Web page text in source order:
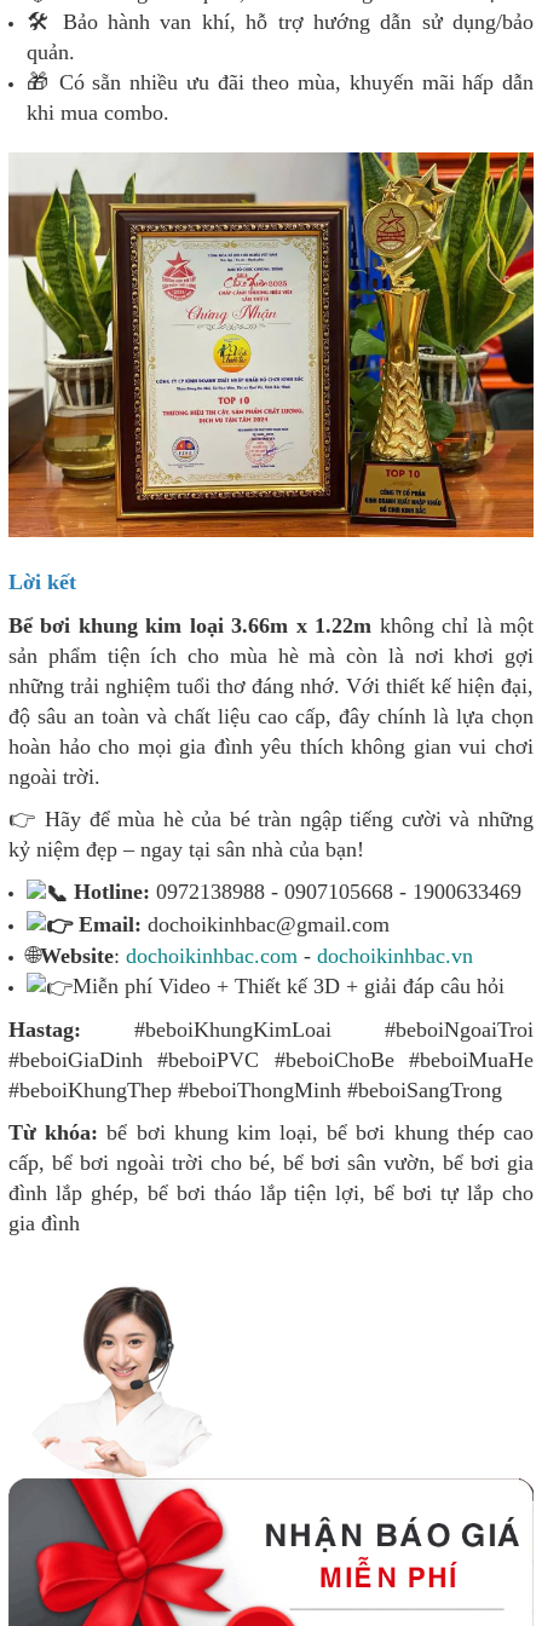
🛠️ Bảo hành van khí, hỗ trợ hướng dẫn sử dụng/bảo
quản.
🎁 Có sẵn nhiều ưu đãi theo mùa, khuyến mãi hấp dẫn
khi mua combo.
Lời kết
Bể bơi khung kim loại 3.66m x 1.22m không chỉ là một
sản phẩm tiện ích cho mùa hè mà còn là nơi khơi gợi
những trải nghiệm tuổi thơ đáng nhớ. Với thiết kế hiện đại,
độ sâu an toàn và chất liệu cao cấp, đây chính là lựa chọn
hoàn hảo cho mọi gia đình yêu thích không gian vui chơi
ngoài trời.
👉 Hãy để mùa hè của bé tràn ngập tiếng cười và những
kỷ niệm đẹp – ngay tại sân nhà của bạn!
Hotline: 0972138988 - 0907105668 - 1900633469
Email: dochoikinhbac@gmail.com
🌐Website: dochoikinhbac.com - dochoikinhbac.vn
Miễn phí Video + Thiết kế 3D + giải đáp câu hỏi
Hastag: #beboiKhungKimLoai #beboiNgoaiTroi
#beboiGiaDinh #beboiPVC #beboiChoBe #beboiMuaHe
#beboiKhungThep #beboiThongMinh #beboiSangTrong
Từ khóa:bể bơi khung kim loại, bể bơi khung thép cao
cấp, bể bơi ngoài trời cho bé, bể bơi sân vườn, bể bơi gia
đình lắp ghép, bể bơi tháo lắp tiện lợi, bể bơi tự lắp cho
gia đình